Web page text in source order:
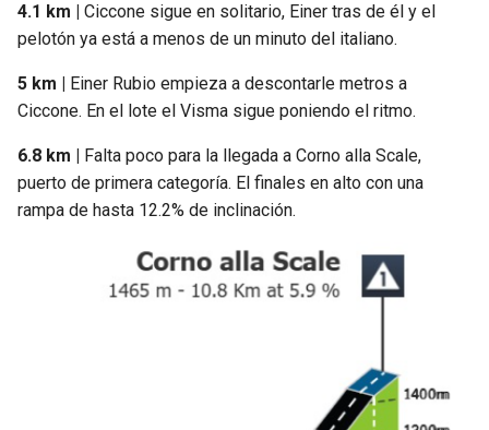
4.1 km | Ciccone sigue en solitario, Einer tras de él y el
pelotón ya está a menos de un minuto del italiano.
5 km | Einer Rubio empieza a descontarle metros a
Ciccone. En el lote el Visma sigue poniendo el ritmo.
6.8 km | Falta poco para la llegada a Corno alla Scale,
puerto de primera categoría. El finales en alto con una
rampa de hasta 12.2% de inclinación.